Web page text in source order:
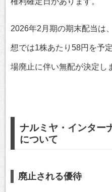
2026年2月期の期末配当は
想では1株あたり58円を予
場廃止に伴い無配が決定し
ナルミヤ・インター
について
廃止される優待